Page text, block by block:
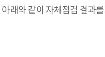
래와 같이 자체점검 결과